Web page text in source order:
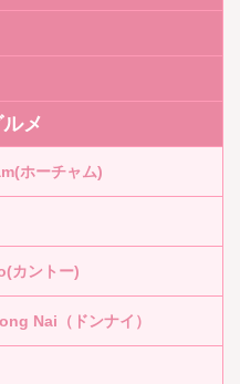
メ
ホーチャム)
カントー)
Nai（ドンナイ）